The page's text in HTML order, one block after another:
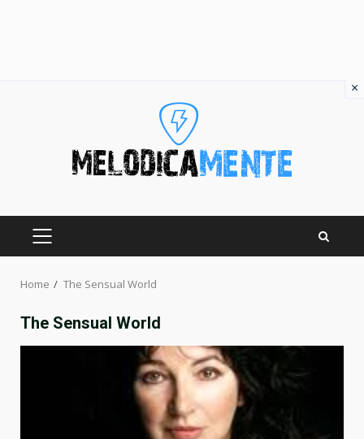
PRIMARY
Home The Sensual World
The Sensual World
×